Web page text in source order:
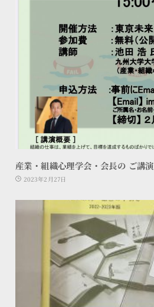
産業・組織心理学会・会長の ご講演
2023年2月27日